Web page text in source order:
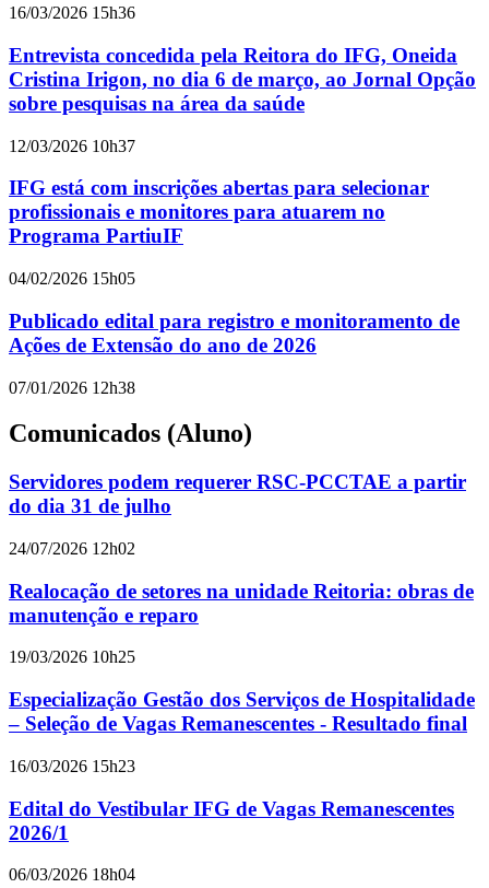
16/03/2026 15h36
Entrevista concedida pela Reitora do IFG, Oneida
Cristina Irigon, no dia 6 de março, ao Jornal Opção
sobre pesquisas na área da saúde
12/03/2026 10h37
IFG está com inscrições abertas para selecionar
profissionais e monitores para atuarem no
Programa PartiuIF
04/02/2026 15h05
Publicado edital para registro e monitoramento de
Ações de Extensão do ano de 2026
07/01/2026 12h38
Comunicados (Aluno)
Servidores podem requerer RSC-PCCTAE a partir
do dia 31 de julho
24/07/2026 12h02
Realocação de setores na unidade Reitoria: obras de
manutenção e reparo
19/03/2026 10h25
Especialização Gestão dos Serviços de Hospitalidade
– Seleção de Vagas Remanescentes - Resultado final
16/03/2026 15h23
Edital do Vestibular IFG de Vagas Remanescentes
2026/1
06/03/2026 18h04